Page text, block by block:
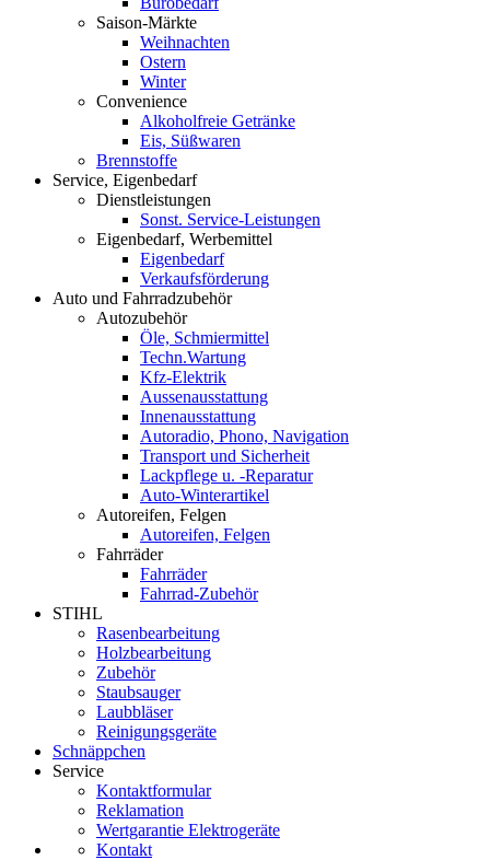
Saison-Märkte
Weihnachten
Ostern
Winter
Convenience
Alkoholfreie Getränke
Eis, Süßwaren
Brennstoffe
Service, Eigenbedarf
Dienstleistungen
Sonst. Service-Leistungen
Eigenbedarf, Werbemittel
Eigenbedarf
Verkaufsförderung
Auto und Fahrradzubehör
Autozubehör
Öle, Schmiermittel
Techn.Wartung
Kfz-Elektrik
Aussenausstattung
Innenausstattung
Autoradio, Phono, Navigation
Transport und Sicherheit
Lackpflege u. -Reparatur
Auto-Winterartikel
Autoreifen, Felgen
Autoreifen, Felgen
Fahrräder
Fahrräder
Fahrrad-Zubehör
STIHL
Rasenbearbeitung
Holzbearbeitung
Zubehör
Staubsauger
Laubbläser
Reinigungsgeräte
Schnäppchen
Service
Kontaktformular
Reklamation
Wertgarantie Elektrogeräte
Kontakt